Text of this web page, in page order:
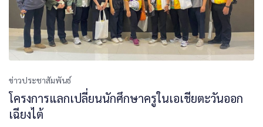
ข่าวประชาสัมพันธ์
โครงการแลกเปลี่ยนนักศึกษาครูในเอเชียตะวันออก
เฉียงไต้